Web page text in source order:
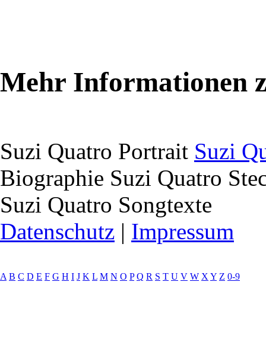
Mehr Informationen
Suzi Quatro Portrait Suzi
Biographie Suzi Quatro
Suzi Quatro Songtexte
Datenschutz | Impressum
A B C D E F G H I J K L M N O P Q R S T U V W X Y Z 0-9